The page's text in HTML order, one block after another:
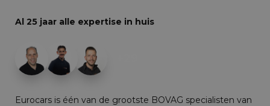
Al 25 jaar alle expertise in huis
Eurocars is één van de grootste BOVAG specialisten van